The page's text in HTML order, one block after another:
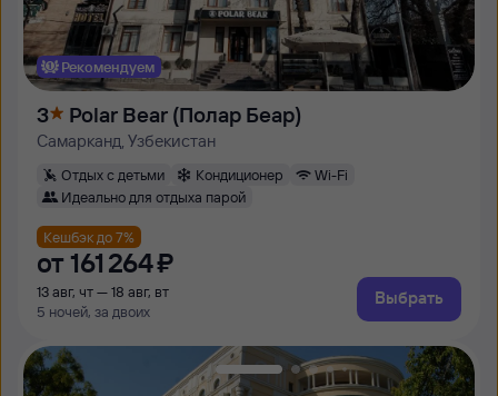
Рекомендуем
3 Polar Bear (Полар Беар)
Самарканд, Узбекистан
Отдых с детьми Кондиционер
Wi-Fi
Идеально для отдыха парой
Кешбэк до 7%
от 161 ⁠264 ⁠₽
13 авг, чт — 18 авг, вт
5 ночей, за двоих
Выбрать